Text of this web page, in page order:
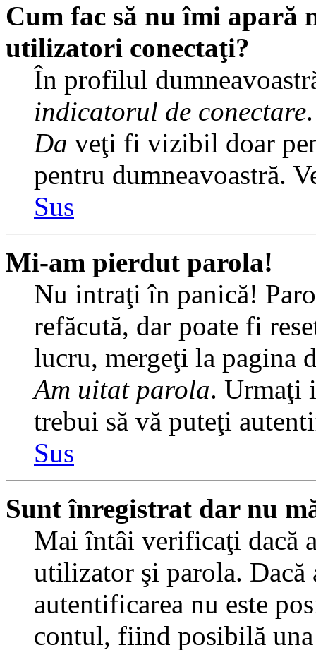
Cum fac să nu îmi apară
utilizatori conectaţi?
În profilul
indicatorul de conectare
Da veţi fi vizibil doar
pentru dumneavoastră.
Sus
Mi-am pierdut parola!
Nu intraţi în panică!
refăcută, dar poate fi
lucru, mergeţi la pagina
Am uitat parola. Urmaţi
trebui să vă puteţi
Sus
Sunt înregistrat dar nu
Mai întâi verificaţi dacă
utilizator şi parola. Dacă
autentificarea nu este
contul, fiind posibilă